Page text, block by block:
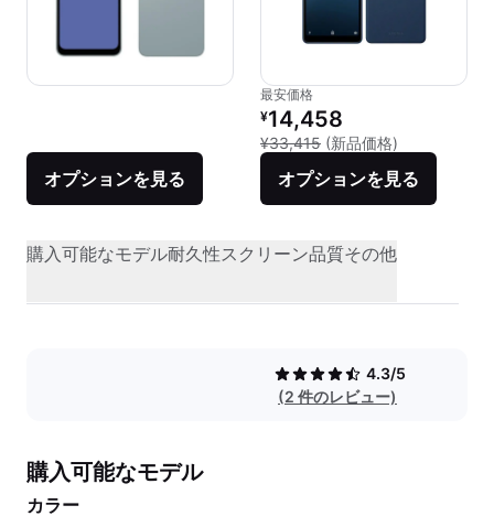
オプションを見る
最安価格
リファービッシュ品の価格：
¥14,458
¥33,415 (新品価格)
オプションを見る
購入可能なモデル耐久性スクリーン品質その他
4.3/5
(2 件のレビュー)
購入可能なモデル
カラー